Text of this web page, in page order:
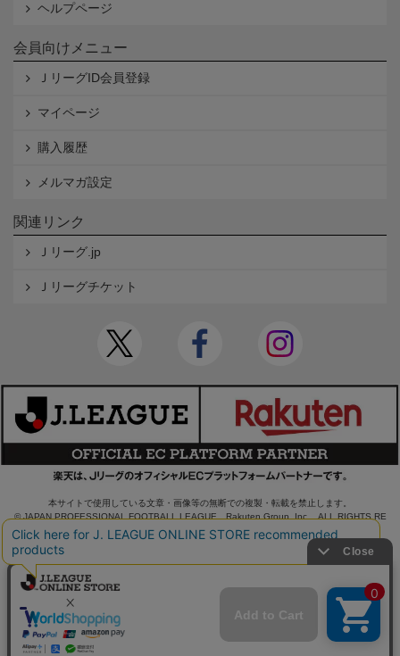
ヘルプページ
会員向けメニュー
ＪリーグID会員登録
マイページ
購入履歴
メルマガ設定
関連リンク
Ｊリーグ.jp
Ｊリーグチケット
本サイトで使用している文章・画像等の無断での複製・転載を禁止します。
© JAPAN PROFESSIONAL FOOTBALL LEAGUE Rakuten Group, Inc. ALL RIGHTS RE
SERVED.